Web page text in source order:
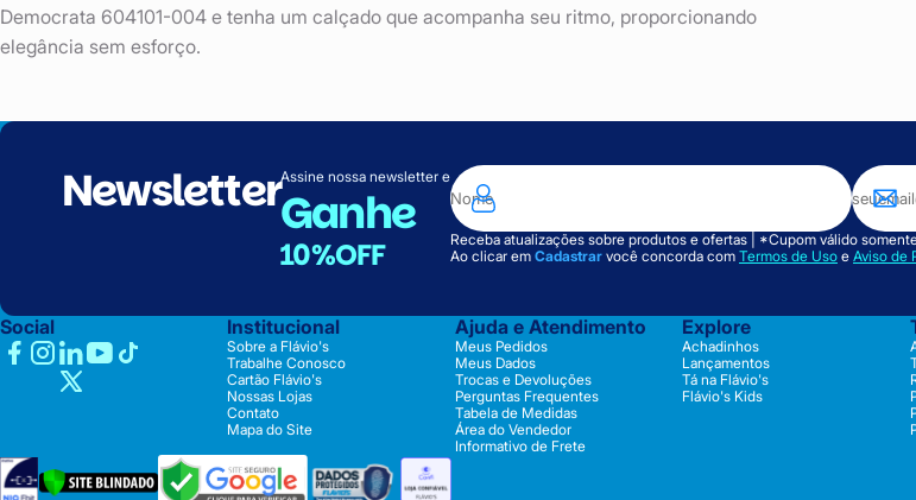
Democrata 604101-004 e tenha um calçado que acompanha seu ritmo, proporcionando
elegância sem esforço.
NewsletterAssine nossa newsletter e
Ganhe
10%OFF
Receba atualizações sobre produtos e ofertas | *Cupom válido
Ao clicar em Cadastrar você concorda com Termos de Uso e Aviso de
Social Institucional
Sobre a Flávio's
Trabalhe Conosco
Cartão Flávio's
Nossas Lojas
Contato
Mapa do Site
Ajuda e Atendimento
Meus Pedidos
Meus Dados
Trocas e Devoluções
Perguntas Frequentes
Tabela de Medidas
Área do Vendedor
Informativo de Frete
Explore
Achadinhos
Lançamentos
Tá na Flávio's
Flávio's Kids